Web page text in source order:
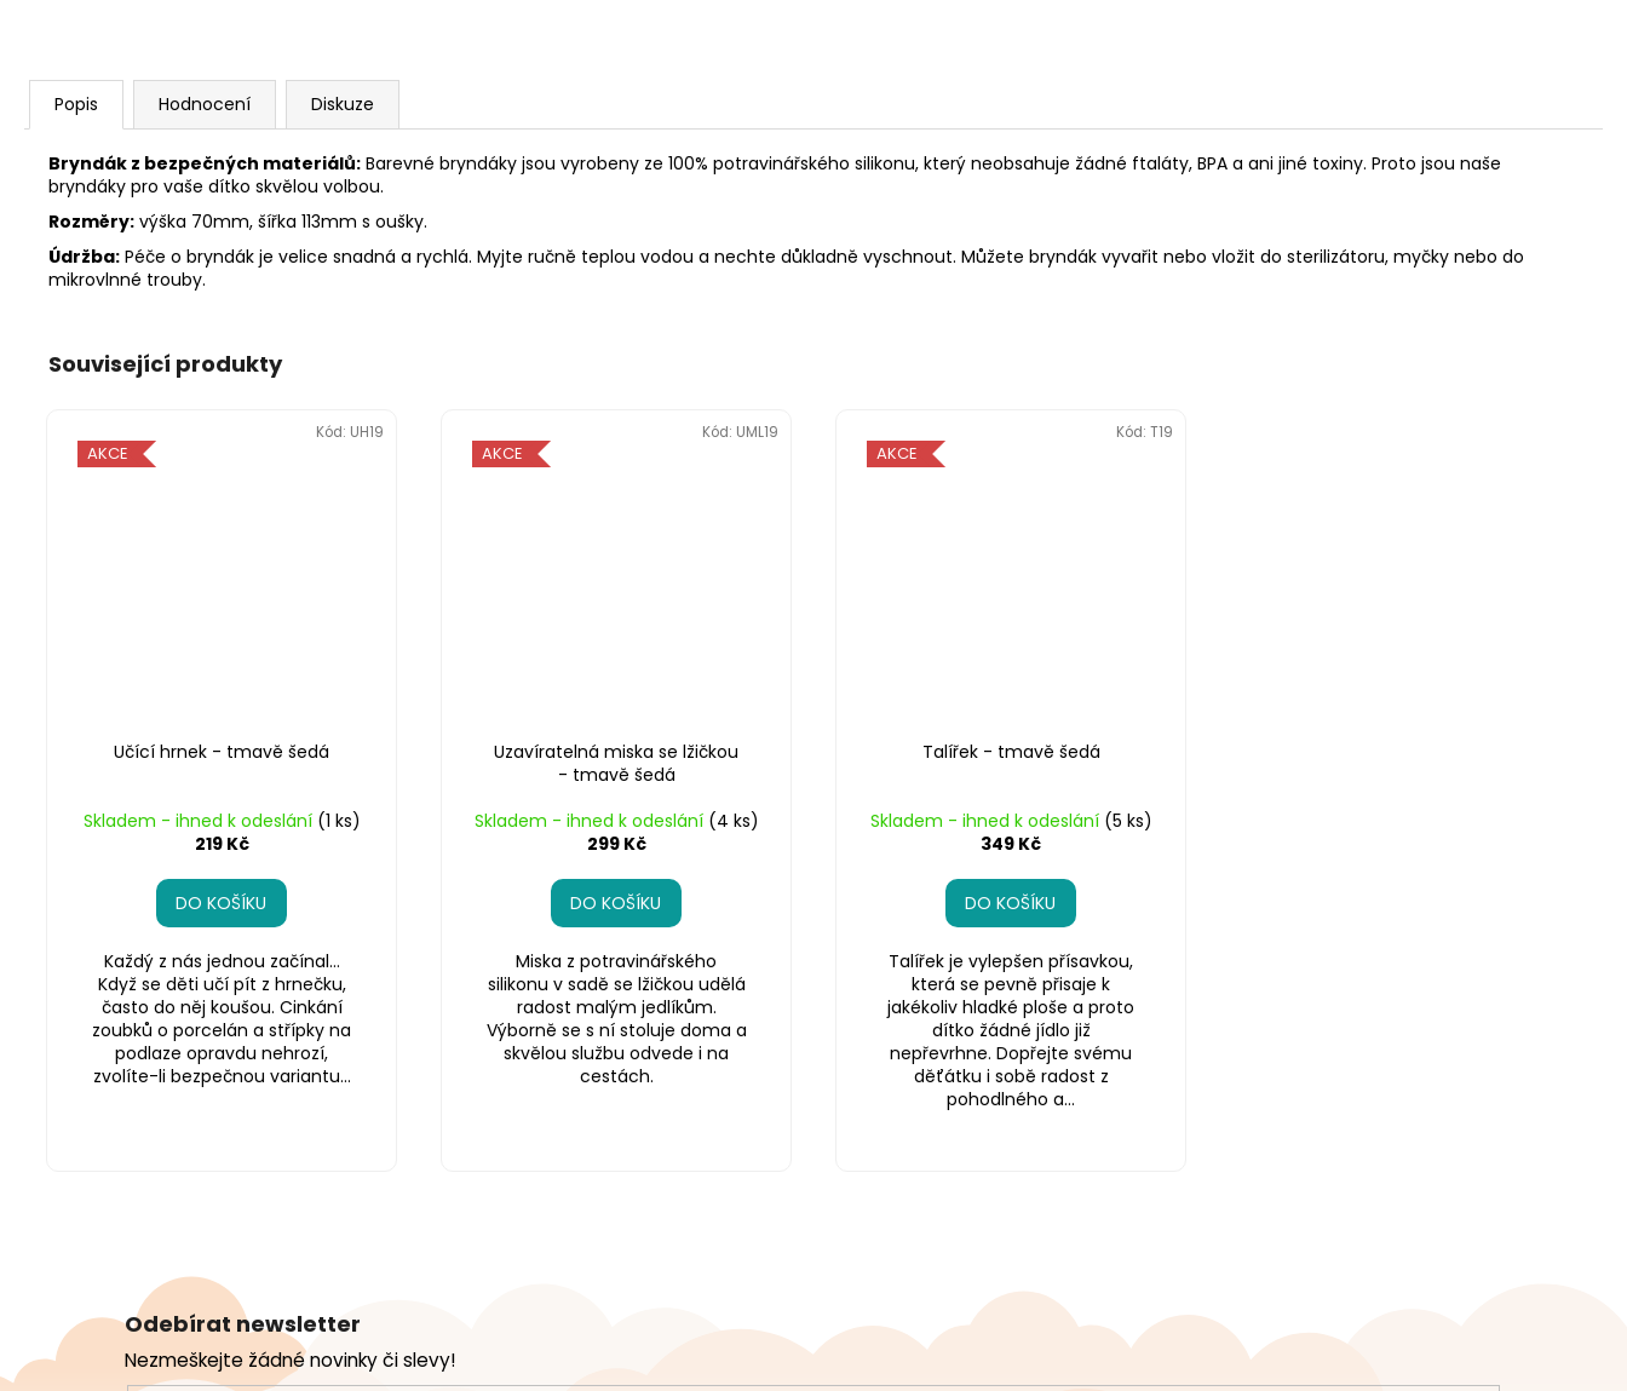
Popis Hodnocení Diskuze
Bryndák z bezpečných materiálů: Barevné bryndáky jsou vyrobeny ze 100% potravinářského silikonu, který neobsahuje žádné ftaláty, BPA a ani jiné toxiny. Proto jsou naše
bryndáky pro vaše dítko skvělou volbou.
Rozměry: výška 70mm, šířka 113mm s oušky.
Údržba: Péče o bryndák je velice snadná a rychlá. Myjte ručně teplou vodou a nechte důkladně vyschnout. Můžete bryndák vyvařit nebo vložit do sterilizátoru, myčky nebo do
mikrovlnné trouby.
Související produkty
AKCE
Učící hrnek - tmavě šedá
Skladem - ihned k odeslání (1 ks)
219 Kč
DO KOŠÍKU
Každý z nás jednou začínal…
Když se děti učí pít z hrnečku,
často do něj koušou. Cinkání
zoubků o porcelán a střípky na
podlaze opravdu nehrozí,
zvolíte-li bezpečnou variantu...
Kód: UH19
AKCE
Uzavíratelná miska se lžičkou
- tmavě šedá
Skladem - ihned k odeslání (4 ks)
299 Kč
DO KOŠÍKU
Miska z potravinářského
silikonu v sadě se lžičkou udělá
radost malým jedlíkům.
Výborně se s ní stoluje doma a
skvělou službu odvede i na
cestách.
Kód: UML19
AKCE
Talířek - tmavě šedá
Skladem - ihned k odeslání (5 ks)
349 Kč
DO KOŠÍKU
Talířek je vylepšen přísavkou,
která se pevně přisaje k
jakékoliv hladké ploše a proto
dítko žádné jídlo již
nepřevrhne. Dopřejte svému
děťátku i sobě radost z
pohodlného a...
Kód: T19
a
Odebírat newsletter
Nezmeškejte žádné novinky či slevy!